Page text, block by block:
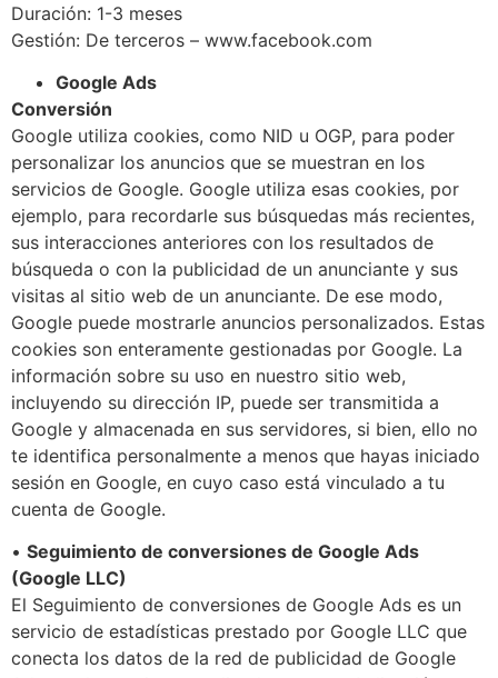
Duración: 1-3 meses
Gestión: De terceros – www.facebook.com
Google Ads
Conversión
Google utiliza cookies, como NID u OGP, para poder
personalizar los anuncios que se muestran en los
servicios de Google. Google utiliza esas cookies, por
ejemplo, para recordarle sus búsquedas más recientes,
sus interacciones anteriores con los resultados de
búsqueda o con la publicidad de un anunciante y sus
visitas al sitio web de un anunciante. De ese modo,
Google puede mostrarle anuncios personalizados. Estas
cookies son enteramente gestionadas por Google. La
información sobre su uso en nuestro sitio web,
incluyendo su dirección IP, puede ser transmitida a
Google y almacenada en sus servidores, si bien, ello no
te identifica personalmente a menos que hayas iniciado
sesión en Google, en cuyo caso está vinculado a tu
cuenta de Google.
• Seguimiento de conversiones de Google Ads
(Google LLC)
El Seguimiento de conversiones de Google Ads es un
servicio de estadísticas prestado por Google LLC que
conecta los datos de la red de publicidad de Google